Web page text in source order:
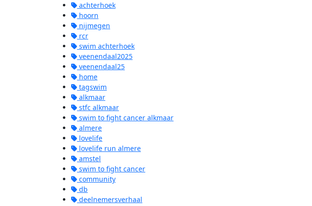
achterhoek
hoorn
nijmegen
rcr
swim achterhoek
veenendaal2025
veenendaal25
home
tagswim
alkmaar
stfc alkmaar
swim to fight cancer alkmaar
almere
lovelife
lovelife run almere
amstel
swim to fight cancer
community
db
deelnemersverhaal